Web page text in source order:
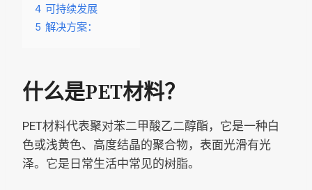
4 可持续发展
5 解决方案：
什么是PET材料？
PET材料代表聚对苯二甲酸乙二醇酯，它是一种白
色或浅黄色、高度结晶的聚合物，表面光滑有光
泽。它是日常生活中常见的树脂。